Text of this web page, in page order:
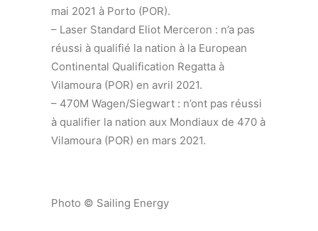
mai 2021 à Porto (POR).
– Laser Standard Eliot Merceron : n’a pas
réussi à qualifié la nation à la European
Continental Qualification Regatta à
Vilamoura (POR) en avril 2021.
– 470M Wagen/Siegwart : n’ont pas réussi
à qualifier la nation aux Mondiaux de 470 à
Vilamoura (POR) en mars 2021.
Photo © Sailing Energy